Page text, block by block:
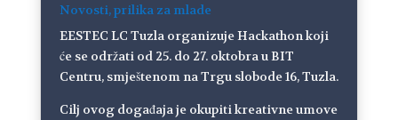
Novosti,prilika za mlade
EESTEC LC Tuzla organizuje Hackathon koji
će se održati od 25. do 27. oktobra u BIT
Centru, smještenom na Trgu slobode 16, Tuzla.
Cilj ovog događaja je okupiti kreativne umove